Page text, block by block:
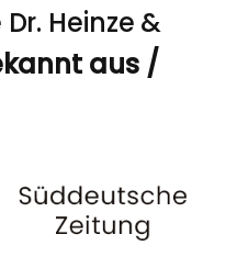
Heinze &
aus /